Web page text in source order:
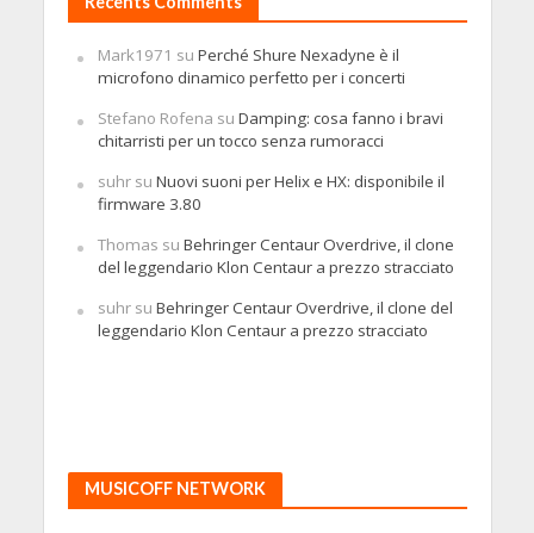
Mark1971 su Perché Shure Nexadyne è il
microfono dinamico perfetto per i concerti
Stefano Rofena su Damping: cosa fanno i bravi
chitarristi per un tocco senza rumoracci
suhrsu Nuovi suoni per Helix e HX: disponibile il
firmware 3.80
Thomas su Behringer Centaur Overdrive, il clone
del leggendario Klon Centaur a prezzo stracciato
suhrsu Behringer Centaur Overdrive, il clone del
leggendario Klon Centaur a prezzo stracciato
MUSICOFF NETWORK